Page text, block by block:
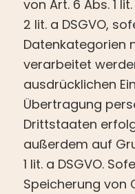
von Art. 6 Abs. 1
2 lit. a DSGVO,
Datenkategorien
verarbeitet
ausdrücklichen
Übertragung
Drittstaaten
außerdem auf
1 lit. a DSGVO.
Speicherung von